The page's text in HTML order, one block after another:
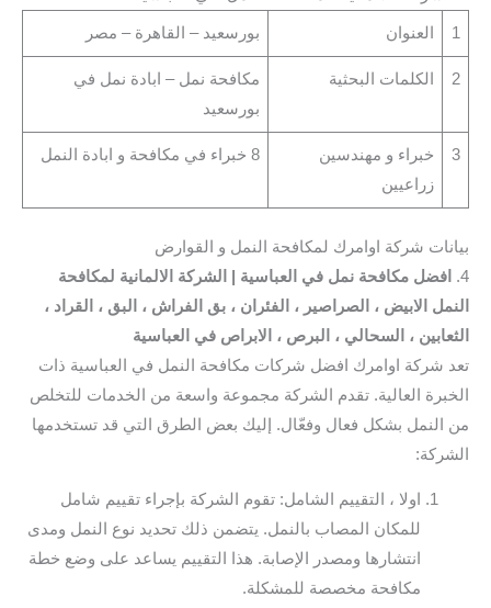
1 العنوان بورسعيد – القاهرة – مصر
2 الكلمات البحثية
مكافحة نمل – ابادة نمل في
بورسعيد
3
خبراء و مهندسين
زراعيين
8 خبراء في مكافحة و ابادة النمل
بيانات شركة اوامرك لمكافحة النمل و القوارض
4.
افضل مكافحة نمل في العباسية | الشركة الالمانية لمكافحة
النمل الابيض ، الصراصير ، الفئران ، بق الفراش ، البق ، القراد ،
الثعابين ، السحالي ، البرص ، الابراص في العباسية
تعد شركة اوامرك افضل شركات مكافحة النمل في العباسية ذات
الخبرة العالية. تقدم الشركة مجموعة واسعة من الخدمات للتخلص
من النمل بشكل فعال وفعّال. إليك بعض الطرق التي قد تستخدمها
الشركة:
اولا ، التقييم الشامل: تقوم الشركة بإجراء تقييم شامل
للمكان المصاب بالنمل. يتضمن ذلك تحديد نوع النمل ومدى
انتشارها ومصدر الإصابة. هذا التقييم يساعد على وضع خطة
مكافحة مخصصة للمشكلة.